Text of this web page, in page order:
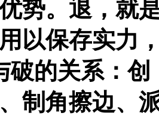
势。退，就
以保存实力
破的关系：
制角擦边、